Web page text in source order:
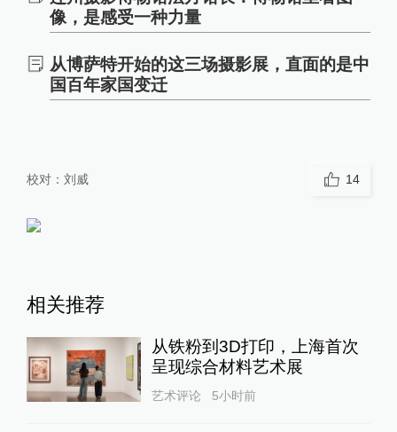
像，是感受一种力量
从博萨特开始的这三场摄影展，直面的是中
国百年家国变迁
校对： 刘威 14
相关推荐
从铁粉到3D打印，上海首次
呈现综合材料艺术展
艺术评论 5小时前